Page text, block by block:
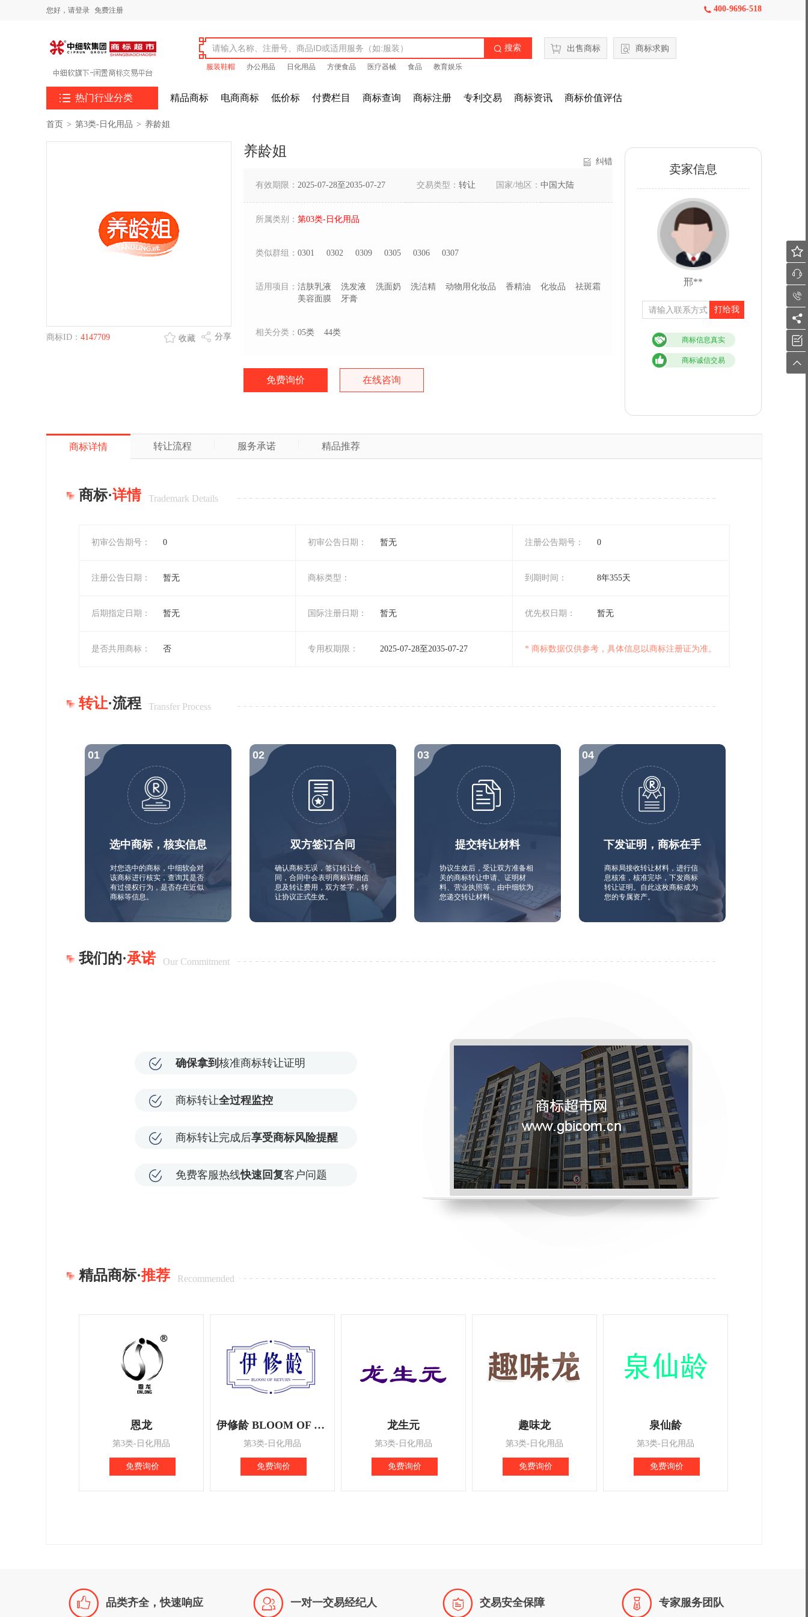
您好， 请登录 免费注册  400-9696-518
 搜索
服装鞋帽 办公用品 日化用品 方便食品 医疗器械 食品 教育娱乐
出售商标 商标求购
 热门行业分类 精品商标 电商商标 低价标 付费栏目 商标查询 商标注册 专利交易 商标资讯 商标价值评估
首页 > 第3类-日化用品 > 养龄姐
商标ID： 4147709 分享
收藏
养龄姐
纠错
有效期限： 2025-07-28至2035-07-27 交易类型： 转让 国家/地区： 中国大陆
所属类别： 第03类-日化用品
类似群组： 0301 0302 0309 0305 0306 0307
适用项目： 洁肤乳液 洗发液 洗面奶 洗洁精 动物用化妆品 香精油 化妆品
祛斑霜
美容面膜
牙膏
相关分类： 05类 44类
免费询价 在线咨询
卖家信息
邢**
打给我
商标信息真实
商标诚信交易
商标详情 转让流程 服务承诺 精品推荐
商标·详情 Trademark Details
初审公告期号： 0 初审公告日期： 暂无 注册公告期号： 0
注册公告日期： 暂无 商标类型： 到期时间： 8年355天
后期指定日期： 暂无 国际注册日期： 暂无 优先权日期： 暂无
是否共用商标： 否 专用权期限： 2025-07-28至2035-07-27 * 商标数据仅供参考，具体信息以商标注册证为准。
转让·流程 Transfer Process
选中商标，核实信息
对您选中的商标，中细软会对
该商标进行核实，查询其是否
有过侵权行为，是否存在近似
商标等信息。
双方签订合同
确认商标无误，签订转让合
同，合同中会表明商标详细信
息及转让费用，双方签字，转
让协议正式生效。
提交转让材料
协议生效后，受让双方准备相
关的商标转让申请、证明材
料、营业执照等，由中细软为
您递交转让材料。
下发证明，商标在手
商标局接收转让材料，进行信
息核准，核准完毕，下发商标
转让证明。自此这枚商标成为
您的专属资产。
我们的·承诺 Our Commitment
确保拿到 核准商标转让证明
商标转让全过程监控
商标转让完成后享受商标风险提醒
免费客服热线快速回复客户问题
精品商标·推荐 Recommended
恩龙
第3类-日化用品
免费询价
伊修龄 BLOOM OF RETURN
第3类-日化用品
免费询价
龙生元
第3类-日化用品
免费询价
趣味龙
第3类-日化用品
免费询价
泉仙龄
第3类-日化用品
免费询价
 品类齐全，快速响应  一对一交易经纪人  交易安全保障  专家服务团队





